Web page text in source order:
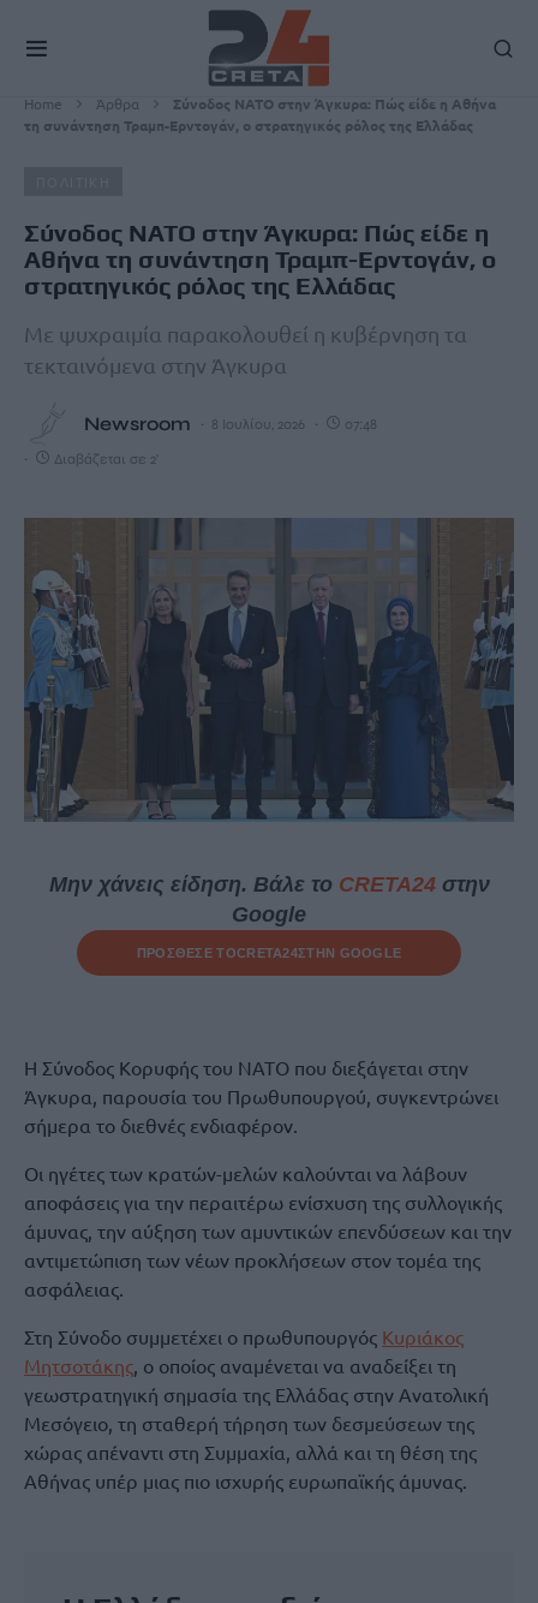
Home Άρθρα
Σύνοδος ΝΑΤΟ στην Άγκυρα: Πώς είδε η Αθήνα
τη συνάντηση Τραμπ-Ερντογάν, ο στρατηγικός ρόλος της Ελλάδας
Σύνοδος ΝΑΤΟ στην Άγκυρα: Πώς είδε η
Αθήνα τη συνάντηση Τραμπ-Ερντογάν, ο
στρατηγικός ρόλος της Ελλάδας
Με ψυχραιμία παρακολουθεί η κυβέρνηση τα
τεκταινόμενα στην Άγκυρα
Newsroom 8 Ιουλίου, 2026 07:48
Διαβάζεται σε 2'
Μην χάνεις είδηση. Βάλε το CRETA24στην
Google
ΠΡΟΣΘΕΣΕ ΤΟCRETA24ΣΤΗΝ GOOGLE
Η Σύνοδος Κορυφής του ΝΑΤΟ που διεξάγεται στην
Άγκυρα, παρουσία του Πρωθυπουργού, συγκεντρώνει
σήμερα το διεθνές ενδιαφέρον.
Οι ηγέτες των κρατών-μελών καλούνται να λάβουν
αποφάσεις για την περαιτέρω ενίσχυση της συλλογικής
άμυνας, την αύξηση των αμυντικών επενδύσεων και την
αντιμετώπιση των νέων προκλήσεων στον τομέα της
ασφάλειας.
Στη Σύνοδο συμμετέχει ο πρωθυπουργός Κυριάκος
Μητσοτάκης , ο οποίος αναμένεται να αναδείξει τη
γεωστρατηγική σημασία της Ελλάδας στην Ανατολική
Μεσόγειο, τη σταθερή τήρηση των δεσμεύσεων της
χώρας απέναντι στη Συμμαχία, αλλά και τη θέση της
Αθήνας υπέρ μιας πιο ισχυρής ευρωπαϊκής άμυνας.